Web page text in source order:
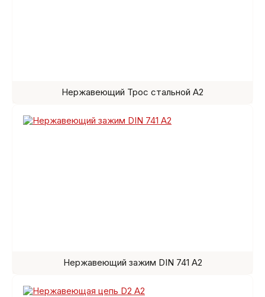
Нержавеющий Трос стальной A2
Нержавеющий зажим DIN 741 A2